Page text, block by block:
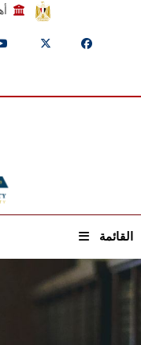
القائمة